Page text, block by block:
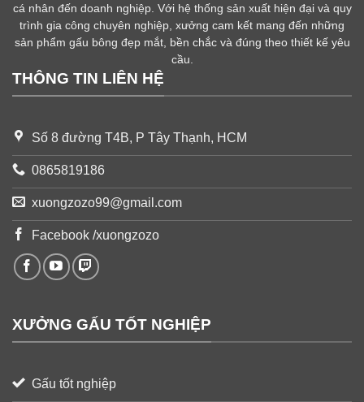
cá nhân đến doanh nghiệp. Với hệ thống sản xuất hiện đại và quy
trình gia công chuyên nghiệp, xưởng cam kết mang đến những
sản phẩm gấu bông đẹp mắt, bền chắc và đúng theo thiết kế yêu
cầu.
THÔNG TIN LIÊN HỆ
Số 8 đường T4B, P Tây Thạnh, HCM
0865819186
xuongzozo99@gmail.com
Facebook /xuongzozo
XƯỞNG GẤU TỐT NGHIỆP
Gấu tốt nghiệp